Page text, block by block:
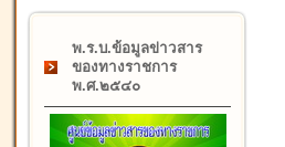
พ.ร.บ.ข้อมูลข่าวสาร
ของทางราชการ
พ.ศ.๒๕๔๐